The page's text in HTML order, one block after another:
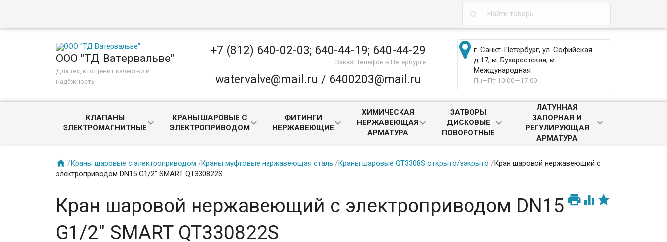
ООО "ТД Ватервальве"
Для тех, кто ценит качество и
надёжность
+7 (812) 640-02-03; 640-44-19; 640-44-29
Заказ! Телефон в Петербурге
watervalve@mail.ru / 6400203@mail.ru
г. Санкт-Петербург, ул. Софийская
д.17, м. Бухарестская; м.
Международная
Пн—Пт 10:00—17:00
КЛАПАНЫ
ЭЛЕКТРОМАГНИТНЫЕ
КРАНЫ ШАРОВЫЕ С
ЭЛЕКТРОПРИВОДОМ
ФИТИНГИ
НЕРЖАВЕЮЩИЕ
ХИМИЧЕСКАЯ
НЕРЖАВЕЮЩАЯ
АРМАТУРА
ЗАТВОРЫ
ДИСКОВЫЕ
ПОВОРОТНЫЕ
ЛАТУННАЯ
ЗАПОРНАЯ И
РЕГУЛИРУЮЩАЯ
АРМАТУРА
 /Краны шаровые с электроприводом /Краны муфтовые нержавеющая сталь /Краны шаровые QT3308S открыто/закрыто /Кран шаровой нержавеющий с
электроприводом DN15 G1/2" SMART QT330822S
  
Кран шаровой нержавеющий с электроприводом DN15
G1/2" SMART QT330822S